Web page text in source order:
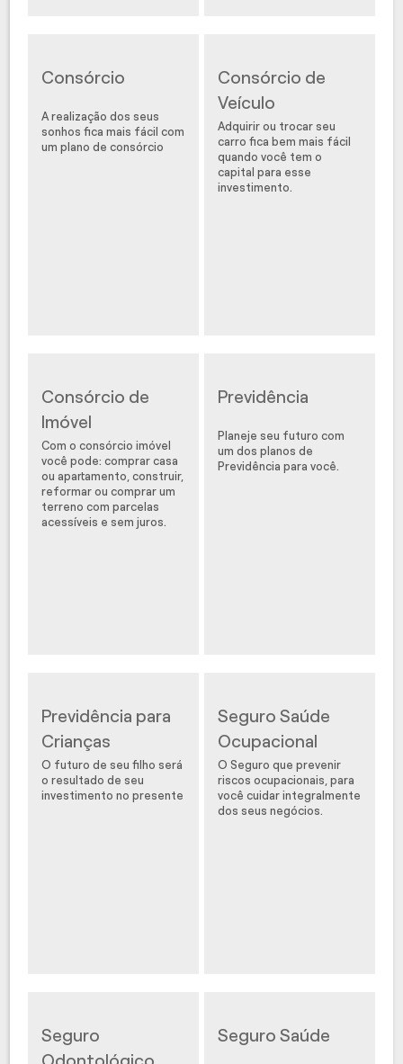
Consórcio
A realização dos seus
sonhos fica mais fácil com
um plano de consórcio
Consórcio de
Veículo
Adquirir ou trocar seu
carro fica bem mais fácil
quando você tem o
capital para esse
investimento.
Consórcio de
Imóvel
Com o consórcio imóvel
você pode: comprar casa
ou apartamento, construir,
reformar ou comprar um
terreno com parcelas
acessíveis e sem juros.
Previdência
Planeje seu futuro com
um dos planos de
Previdência para você.
Previdência para
Crianças
O futuro de seu filho será
o resultado de seu
investimento no presente
Seguro Saúde
Ocupacional
O Seguro que prevenir
riscos ocupacionais, para
você cuidar integralmente
dos seus negócios.
Seguro
Seguro Saúde